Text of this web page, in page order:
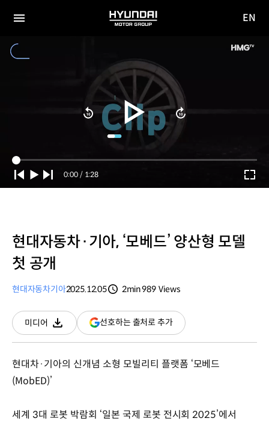
HYUNDAI
사이
EN
Current
Time
0:00 / Duration
1:28
현대자동차·기아, ‘모베드’ 양산형 모델
첫 공개
현대자동차기아2025.12.05
2min989 Views
미디어
다운로드
선호하는 출처로 추가(새
창
현대차·기아의 신개념 소형 모빌리티 플랫폼 ‘모베드
(MobED)’
세계 3대 로봇 박람회 ‘일본 국제 로봇 전시회 2025’에서